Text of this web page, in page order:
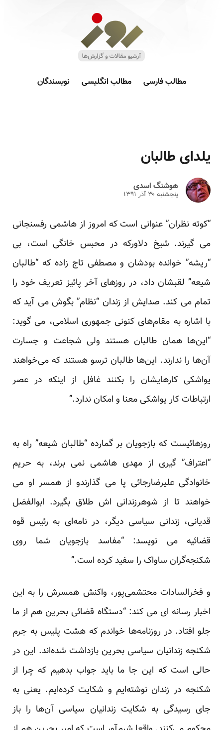
مطالب فارسی مطالب انگلیسی نویسندگان
یلدای طالبان
هوشنگ اسدی
پنجشنبه ۳۰ آذر ۱۳۹۱
“کوته نظران” عنوانی است که امروز از هاشمی رفسنجانی
می گیرند. شیخ دلاورکه در محبس خانگی است، بی
“ریشه” خوانده بودشان و مصطفی تاج زاده که “طالبان
شیعه” لقبشان داد، در روزهای آخر پائیز تعریف خود را
تمام می کند. صدایش از زندان “نظام” بگوش می آید که
با اشاره به مقام‌های کنونی جمهوری اسلامی، می گوید:
“این‌ها همان طالبان هستند ولی شجاعت و جسارت
آن‌ها را ندارند. این‌ها طالبان ترسو هستند که می‌خواهند
یواشکی کارهایشان را بکنند غافل از اینکه در عصر
ارتباطات کار یواشکی معنا و امکان ندارد.”
روزهائیست که بازجویان بر گمارده “طالبان شیعه” راه به
“اعتراف” گیری از مهدی هاشمی نمی برند، به حریم
خانوادگی علیرضارجائی پا می گذارندو از همسر او می
خواهند تا از شوهرزندانی اش طلاق بگیرد. ابوالفضل
قدیانی، زندانی سیاسی دیگر، در نامه‌ای به رئیس قوه
قضائیه می نویسد: “مفاسد بازجویان شما روی
شکنجه‌گران ساواک را سفید کرده است.”
و فخرالسادات محتشمی‌پور، واکنش همسرش را به این
اخبار رسانه ای می کند: “دستگاه قضائی بحرین هم از ما
جلو افتاد. در روزنامه‌ها خواندم که هشت پلیس به جرم
شکنجه زندانیان سیاسی بحرین بازداشت شده‌اند. این در
حالی است که این جا ما باید جواب بدهیم که چرا از
شکنجه در زندان نوشته‌ایم و شکایت کرده‌ایم. یعنی به
جای رسیدگی به شکایت زندانیان سیاسی آن‌ها را باز